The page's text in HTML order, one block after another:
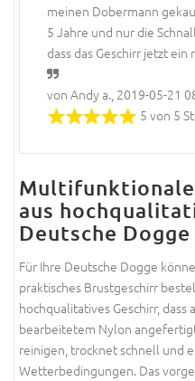
meinen Dobermann
5 Jahre und nur die
dass das Geschirr jetzt
von Andy a., 2019-05-21
5 von 5
aus
Deutsche
Für Ihre Deutsche Dogge
praktisches Brustgeschirr
hochqualitatives Geschirr,
bearbeitetem Nylon
reinigen, trocknet schnell und
Wetterbedingungen. Das